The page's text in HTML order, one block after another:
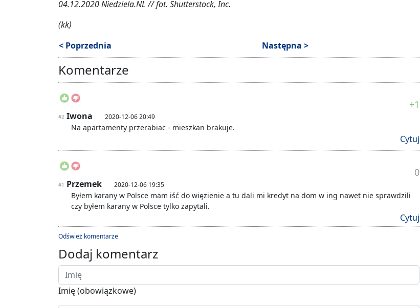
04.12.2020 Niedziela.NL // fot. Shutterstock, Inc.
(kk)
< Poprzednia
Następna >
Komentarze
+1
#2 Iwona 2020-12-06 20:49
Na apartamenty przerabiac - mieszkan brakuje.
Cytuj
0
#1 Przemek 2020-12-06 19:35
Byłem karany w Polsce mam iść do więzienie a tu dali mi kredyt na dom w ing nawet nie sprawdzili
czy byłem karany w Polsce tylko zapytali.
Cytuj
Odśwież komentarze
Dodaj komentarz
Imię (obowiązkowe)